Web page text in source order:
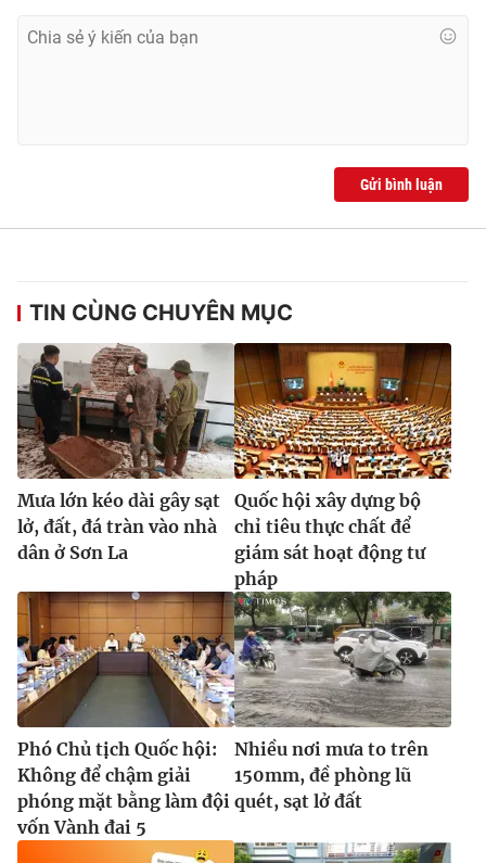
Gửi bình luận
TIN CÙNG CHUYÊN MỤC
Mưa lớn kéo dài gây sạt
lở, đất, đá tràn vào nhà
dân ở Sơn La
Quốc hội xây dựng bộ
chỉ tiêu thực chất để
giám sát hoạt động tư
pháp
Phó Chủ tịch Quốc hội:
Không để chậm giải
phóng mặt bằng làm đội
vốn Vành đai 5
Nhiều nơi mưa to trên
150mm, đề phòng lũ
quét, sạt lở đất